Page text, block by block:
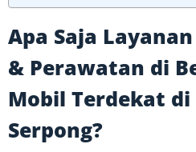
Apa Saja
& Perawatan di
Mobil Terdekat di
Serpong?